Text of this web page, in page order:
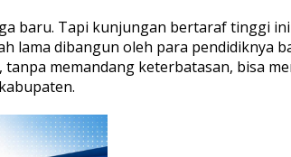
baru. Tapi kunjungan bertaraf tinggi ini
lama dibangun oleh para pendidiknya
memandang keterbatasan, bisa